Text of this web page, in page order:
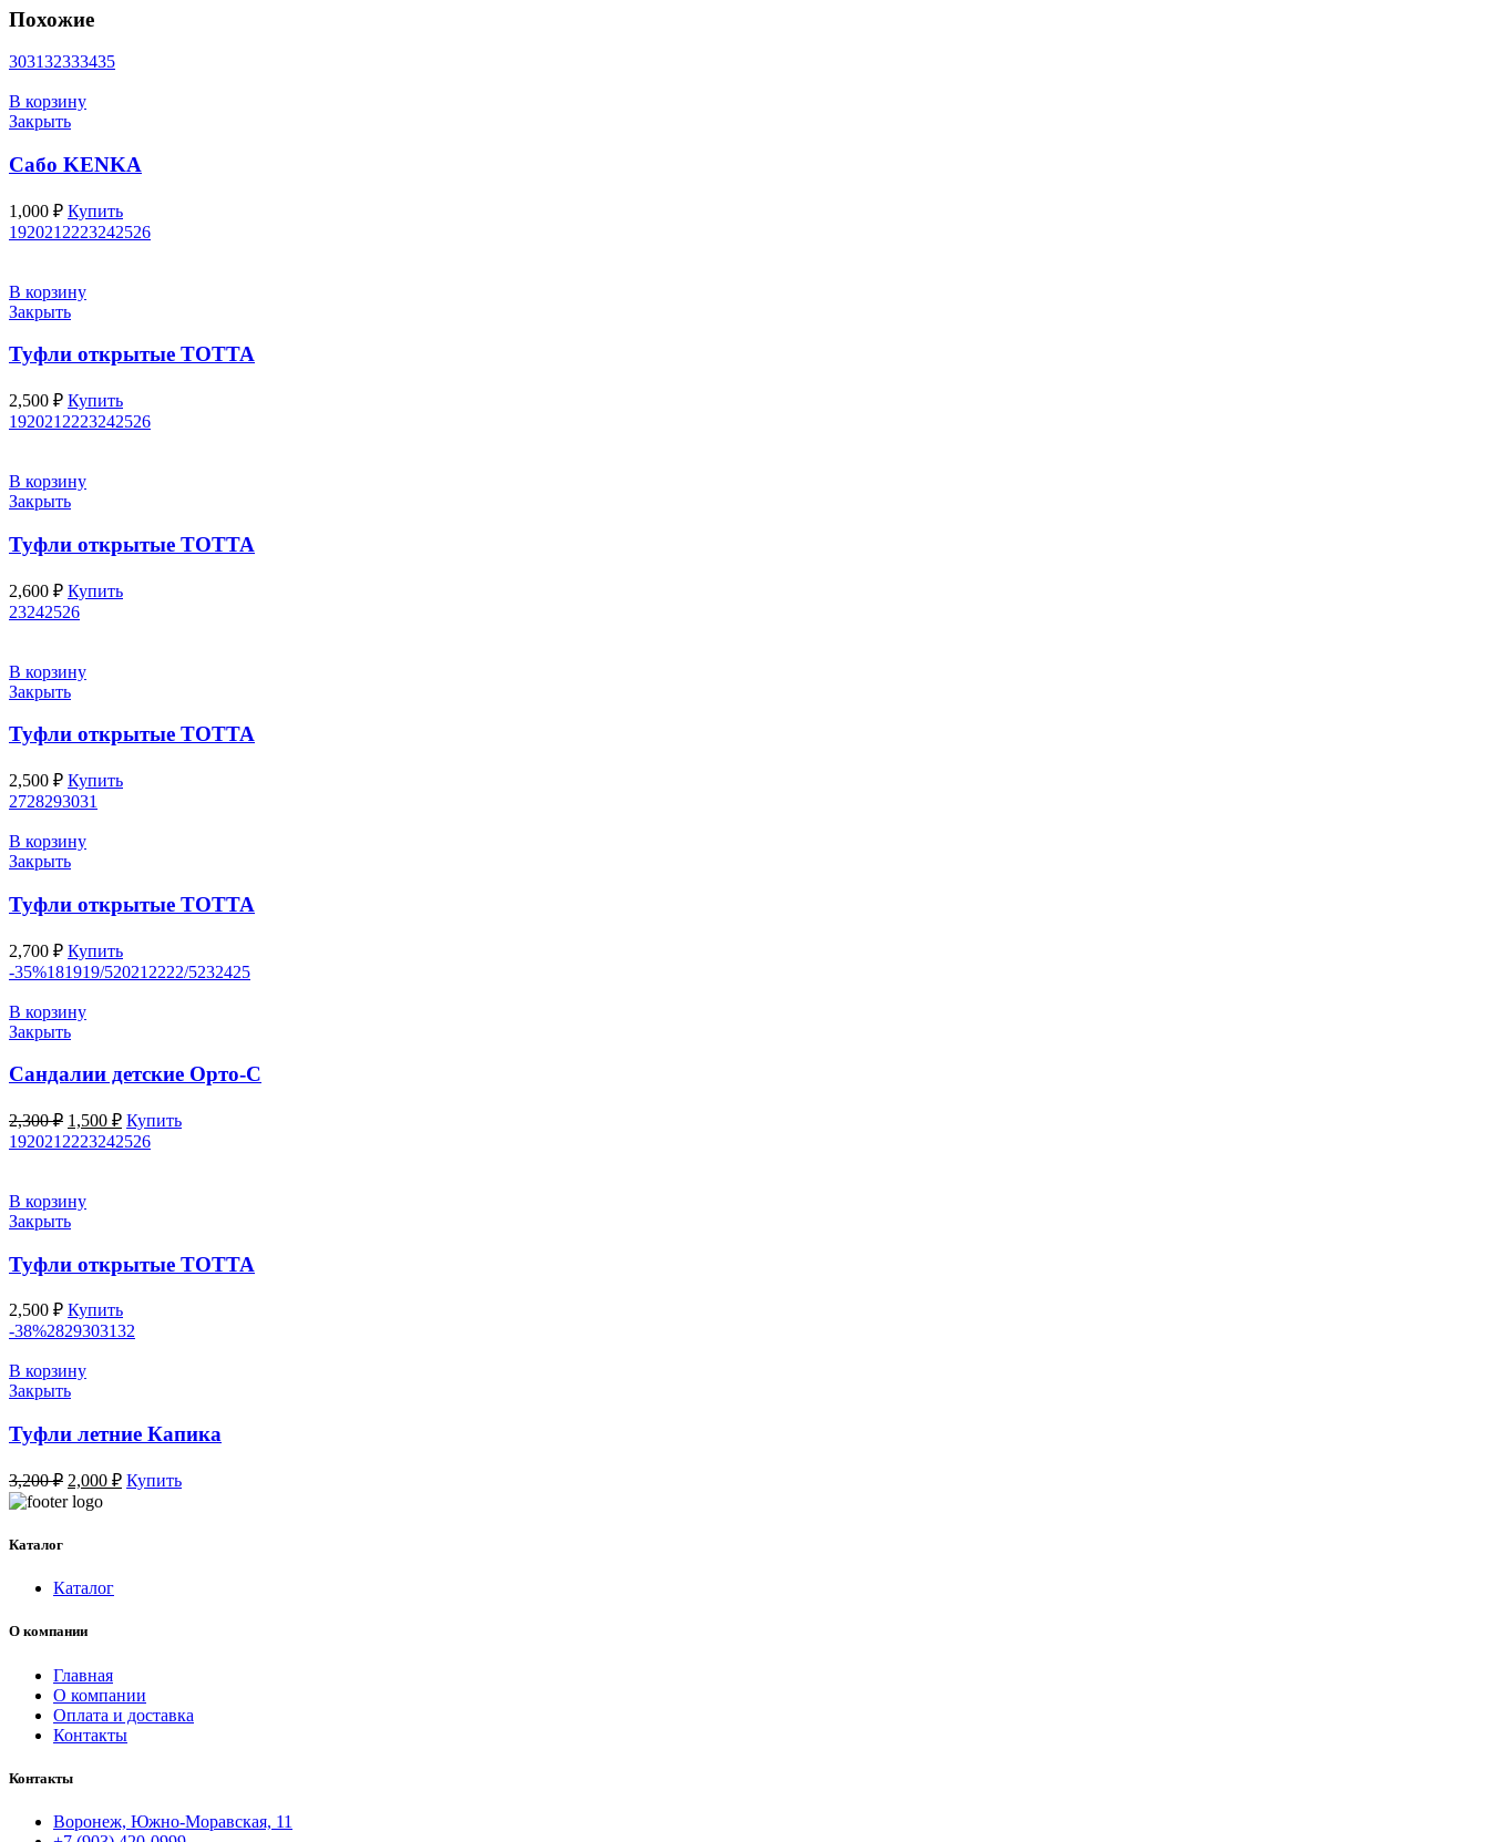
Похожие
303132333435
В корзину
Закрыть
Сабо KENKA
1,000 ₽ Купить
192021 2223242526
В корзину
Закрыть
Туфли открытые ТОТТА
2,500 ₽ Купить
192021 2223242526
В корзину
Закрыть
Туфли открытые ТОТТА
2,600 ₽ Купить
23242526
В корзину
Закрыть
Туфли открытые ТОТТА
2,500 ₽ Купить
2728293031
В корзину
Закрыть
Туфли открытые ТОТТА
2,700 ₽ Купить
-35%181919/52021 2222/5232425
В корзину
Закрыть
Сандалии детские Орто-С
2,300₽ Первоначальная
цена
составляла
1,500 ₽Текущая
цена:
Купить
192021 2223242526
В корзину
Закрыть
Туфли открытые ТОТТА
2,500 ₽ Купить
-38%2829303132
В корзину
Закрыть
Туфли летние Капика
3,200₽ Первоначальная
цена
составляла
2,000 ₽Текущая
цена:
Купить
Каталог
Каталог
О компании
Главная
О компании
Оплата и доставка
Контакты
Контакты
Воронеж, Южно-Моравская, 11